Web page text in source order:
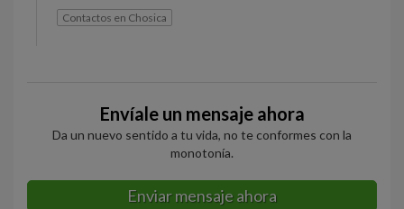
Contactos en Chosica
Envíale un mensaje ahora
Da un nuevo sentido a tu vida, no te conformes con la
monotonía.
Enviar mensaje ahora